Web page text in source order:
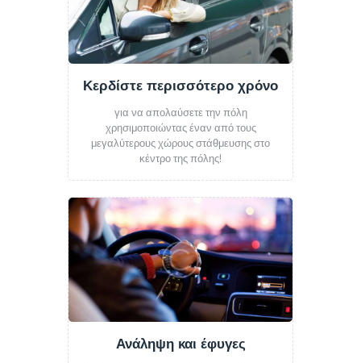
Κερδίστε περισσότερο χρόνο
για να απολαύσετε την πόλη
χρησιμοποιώντας έναν από τους
μεγαλύτερους χώρους στάθμευσης στο
κέντρο της πόλης!
Ανάληψη και έφυγες